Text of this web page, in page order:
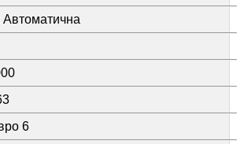
Автоматична
6